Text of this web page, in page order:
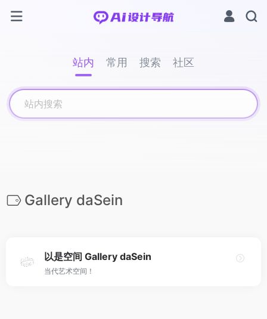
站内 常用 搜索 社区
Gallery daSein
以是空间 Gallery daSein
当代艺术空间！